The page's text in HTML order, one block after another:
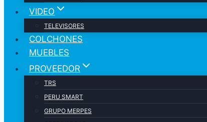
VIDEO
TELEVISORES
COLCHONES
MUEBLES
PROVEEDOR
TRS
PERU SMART
GRUPO MERPES